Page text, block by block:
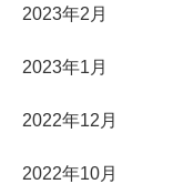
2023年2月
2023年1月
2022年12月
2022年10月